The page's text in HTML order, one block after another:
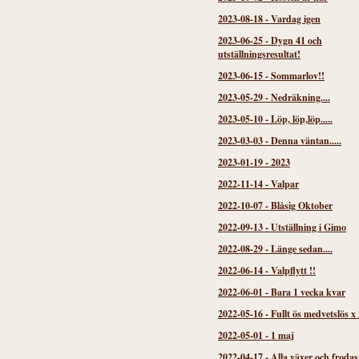
2023-08-18-Vardag igen
2023-06-25-Dygn 41 och
utställningsresultat!
2023-06-15-Sommarlov!!
2023-05-29-Nedräkning....
2023-05-10-Löp, löp,löp.....
2023-03-03-Denna väntan.....
2023-01-19-2023
2022-11-14-Valpar
2022-10-07-Blåsig Oktober
2022-09-13-Utställning i Gimo
2022-08-29-Länge sedan....
2022-06-14-Valpflytt !!
2022-06-01 -Bara 1 vecka kvar
2022-05-16-Fullt ös medvetslös x
2022-05-01 - 1 maj